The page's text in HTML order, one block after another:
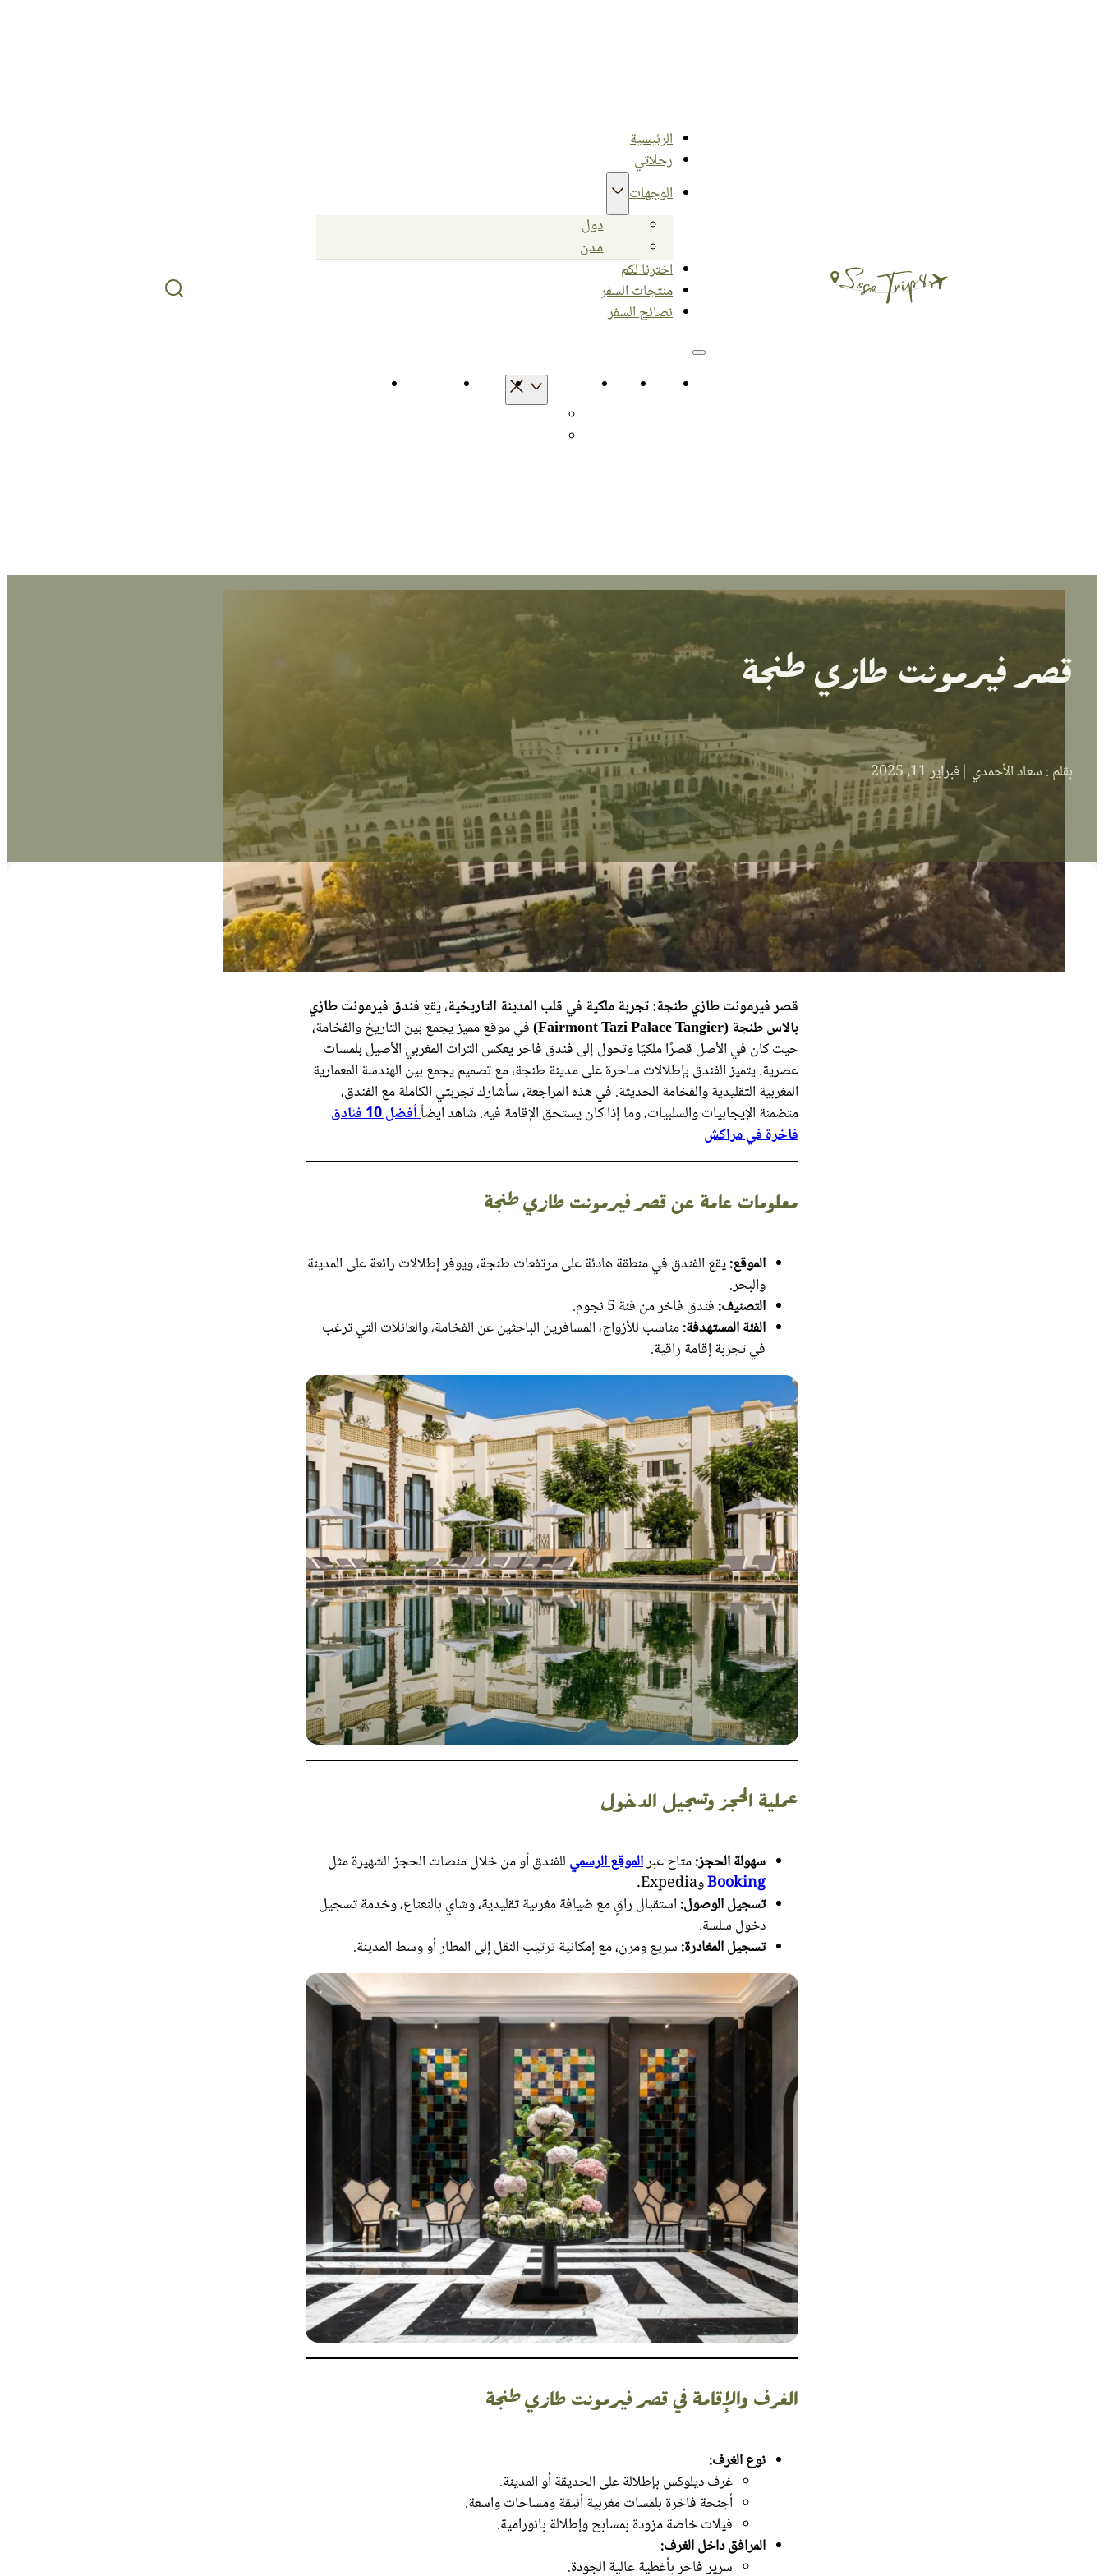
الرئيسية
رحلاتي
الوجهات
دول
مدن
اخترنا لكم
منتجات السفر
نصائح السفر
الرئيسية رحلاتي اخترنا لكم منتجات السفر
قصر فيرمونت طازي طنجة
بقلم : سعاد الأحمدي |فبراير 11, 2025
قصر فيرمونت طازي طنجة: تجربة ملكية في قلب المدينة التاريخية، يقع فندق فيرمونت طازي
بالاس طنجة (Fairmont Tazi Palace Tangier)
في موقع مميز يجمع بين التاريخ والفخامة،
حيث كان في الأصل قصرًا ملكيًا وتحول إلى فندق فاخر يعكس التراث المغربي الأصيل بلمسات
عصرية. يتميز الفندق بإطلالات ساحرة على مدينة طنجة، مع تصميم يجمع بين الهندسة المعمارية
المغربية التقليدية والفخامة الحديثة. في هذه المراجعة، سأشارك تجربتي الكاملة مع الفندق،
متضمنة الإيجابيات والسلبيات، وما إذا كان يستحق الإقامة فيه. شاهد ايضاُ
أفضل 10 فنادق
فاخرة في مراكش
معلومات عامة عن قصر فيرمونت طازي طنجة
الموقع:يقع الفندق في منطقة هادئة على مرتفعات طنجة، ويوفر إطلالات رائعة على المدينة
والبحر.
التصنيف:فندق فاخر من فئة 5 نجوم.
الفئة المستهدفة:مناسب للأزواج، المسافرين الباحثين عن الفخامة، والعائلات التي ترغب
في تجربة إقامة راقية.
عملية الحجز وتسجيل الدخول
سهولة الحجز:متاح عبرالموقع الرسمي للفندق أو من خلال منصات الحجز الشهيرة مثل
BookingوExpedia.
تسجيل الوصول:استقبال راقٍ مع ضيافة مغربية تقليدية، وشاي بالنعناع، وخدمة تسجيل
دخول سلسة.
تسجيل المغادرة:سريع ومرن، مع إمكانية ترتيب النقل إلى المطار أو وسط المدينة.
الغرف والإقامةفي قصر فيرمونت طازي طنجة
نوع الغرف:
غرف ديلوكس بإطلالة على الحديقة أو المدينة.
أجنحة فاخرة بلمسات مغربية أنيقة ومساحات واسعة.
فيلات خاصة مزودة بمسابح وإطلالة بانورامية.
المرافق داخل الغرف:
سرير فاخر بأغطية عالية الجودة.